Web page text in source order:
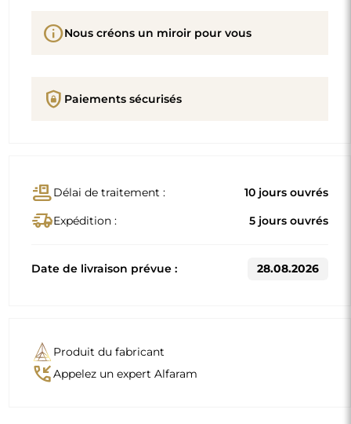
infoNous créons un miroir pour vous
shield_lock Paiements sécurisés
conveyor_beltDélai de traitement : 10 jours ouvrés
delivery_truck_speedExpédition : 5 jours ouvrés
Date de livraison prévue : 28.08.2026
Produit du fabricant
phone_callbackAppelez un expert Alfaram